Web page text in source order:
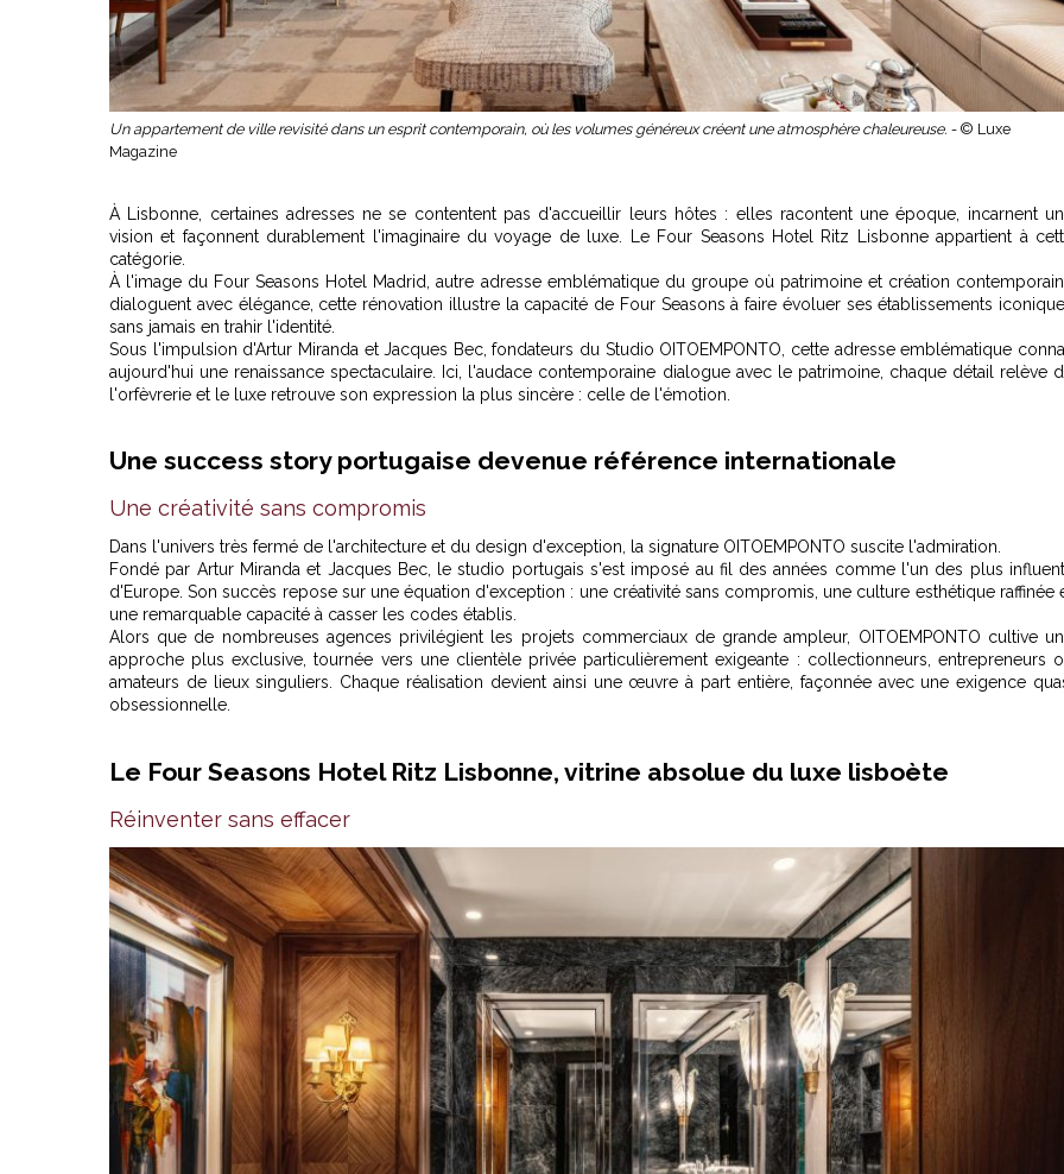
Un appartement de ville revisité dans un esprit contemporain, où les volumes généreux créent une atmosphère chaleureuse. - © Luxe
Magazine
À Lisbonne, certaines adresses ne se contentent pas d'accueillir leurs hôtes : elles racontent une époque, incarnent
vision et façonnent durablement l'imaginaire du voyage de luxe. Le Four Seasons Hotel Ritz Lisbonne appartient à
catégorie.
À l'image du Four Seasons Hotel Madrid , autre adresse emblématique du groupe où patrimoine et création
dialoguent avec élégance, cette rénovation illustre la capacité de Four Seasons à faire évoluer ses établissements
sans jamais en trahir l'identité.
Sous l'impulsion d'Artur Miranda et Jacques Bec, fondateurs du Studio OITOEMPONTO, cette adresse emblématique
aujourd'hui une renaissance spectaculaire. Ici, l'audace contemporaine dialogue avec le patrimoine, chaque détail relève
l'orfèvrerie et le luxe retrouve son expression la plus sincère : celle de l'émotion.
Une success story portugaise devenue référence internationale
Une créativité sans compromis
Dans l'univers très fermé de l'architecture et du design d'exception, la signature OITOEMPONTO suscite l'admiration.
Fondé par Artur Miranda et Jacques Bec, le studio portugais s'est imposé au fil des années comme l'un des plus
d'Europe. Son succès repose sur une équation d'exception : une créativité sans compromis, une culture esthétique raffinée
une remarquable capacité à casser les codes établis.
Alors que de nombreuses agences privilégient les projets commerciaux de grande ampleur, OITOEMPONTO cultive
approche plus exclusive, tournée vers une clientèle privée particulièrement exigeante : collectionneurs, entrepreneurs
amateurs de lieux singuliers. Chaque réalisation devient ainsi une œuvre à part entière, façonnée avec une exigence
obsessionnelle.
Le Four Seasons Hotel Ritz Lisbonne, vitrine absolue du luxe lisboète
Réinventer sans effacer